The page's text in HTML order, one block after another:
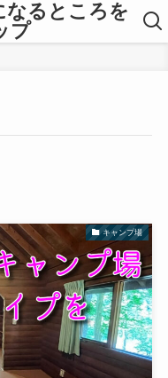
なるところを
プ
キャンプ場